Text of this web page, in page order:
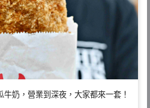
奶，營業到深夜，大家都來一套！